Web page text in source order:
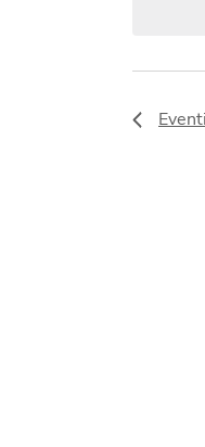
Eventi